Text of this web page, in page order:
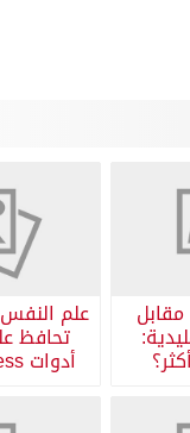
مقابل علم
تحافظ
أدوات Exness التحليلية